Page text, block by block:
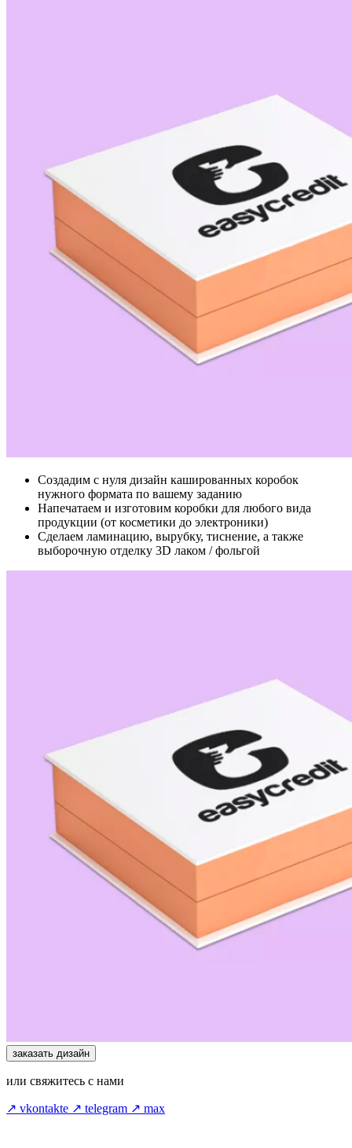
Создадим с нуля дизайн кашированных коробок
нужного формата по вашему заданию
Напечатаем и изготовим коробки для любого вида
продукции (от косметики до электроники)
Сделаем ламинацию, вырубку, тиснение, а также
выборочную отделку 3D лаком / фольгой
заказать дизайн
или свяжитесь с нами
↗ vkontakte ↗ telegram ↗ max